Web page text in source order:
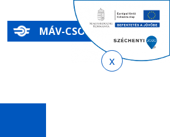
MÁV-CSOPORT